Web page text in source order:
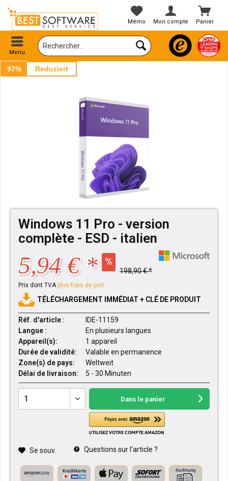
Panier
Mémo Mon compte
Menu
97% Reduziert
Windows 11 Pro - version
complète - ESD - italien
5,94 € * 198,90 € *
Prix dont TVAplus frais de port
TÉLÉCHARGEMENT IMMÉDIAT + CLÉ DE PRODUIT
Réf. d'article :
IDE-11159
Langue :
En plusieurs langues
Appareil(s):
1 appareil
Durée de validité:
Valable en permanence
Zone(s) de pays:
Weltweit
Délai de livraison:
5 - 30 Minuten
Dans le panier
Se souv. Questions sur l'article ?